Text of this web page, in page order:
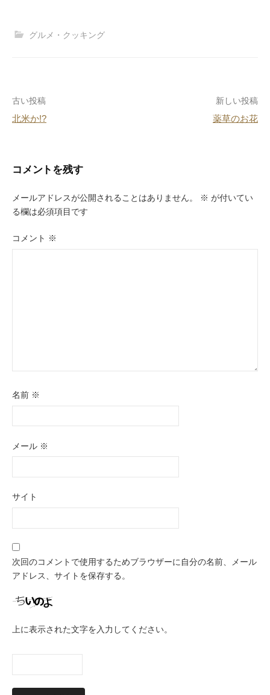
c
o
k
e
グルメ・クッキング
投
稿
ビ
ゲ
ー
シ
古い投稿
北米か!?
新しい投稿
薬草のお花
コメントを残す
メールアドレスが公開されることはありません。 ※ が付いてい
る欄は必須項目です
コメント ※
名前 ※
メール ※
サイト
次回のコメントで使用するためブラウザーに自分の名前、メール
アドレス、サイトを保存する。
上に表示された文字を入力してください。